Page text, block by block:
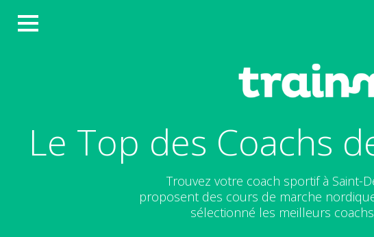
Le Top des Coachs
Trouvez votre coach sportif à Saint-
proposent des cours de marche
sélectionné les meilleurs